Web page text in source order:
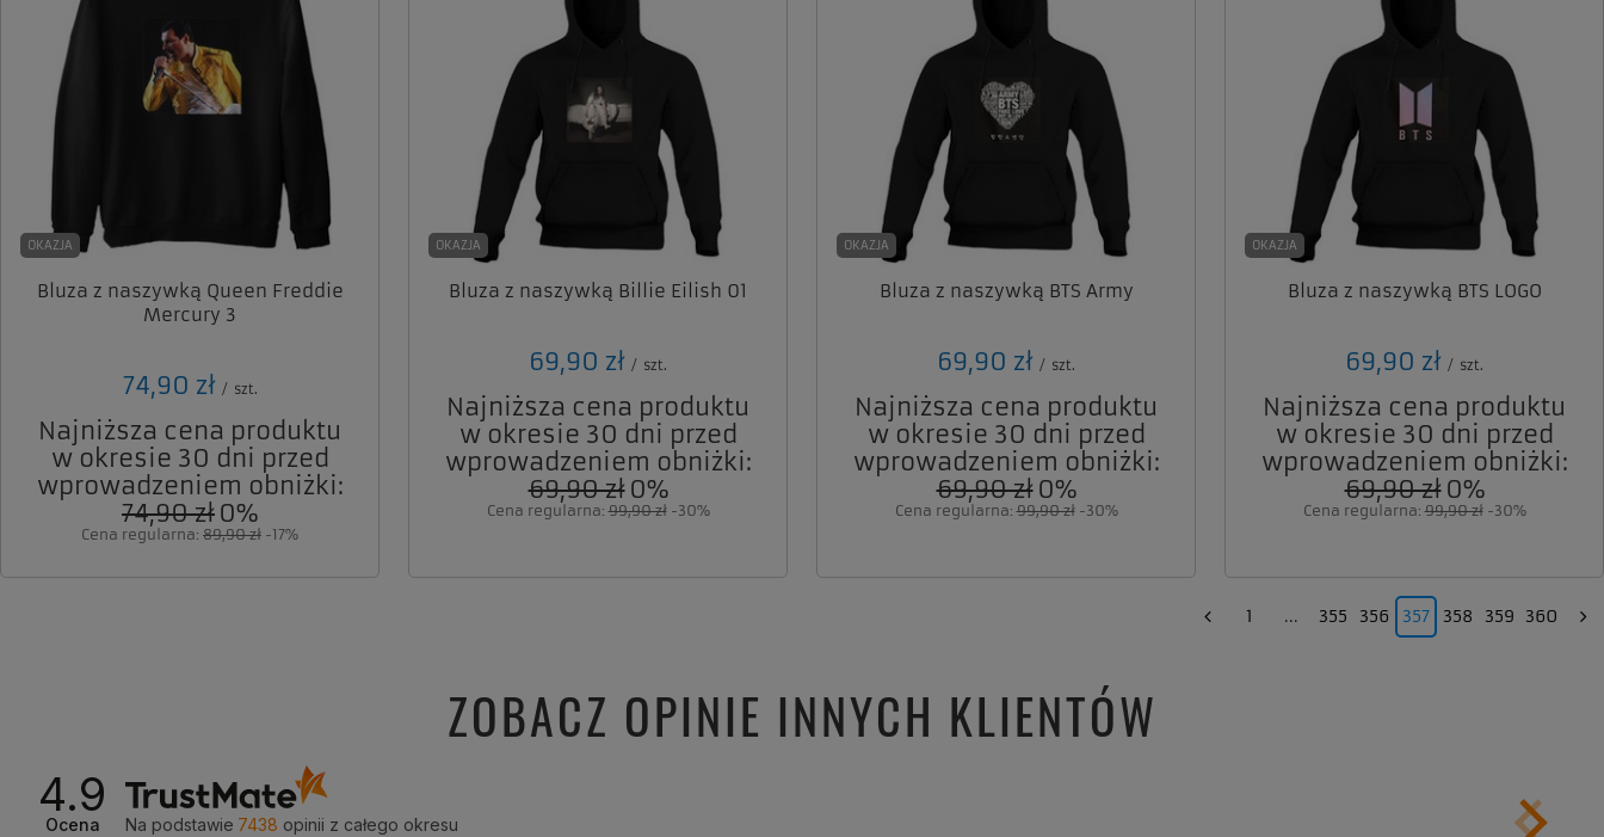
OKAZJA
Bluza z naszywką Queen Freddie
Mercury 3
74,90 zł / szt.
Najniższa cena produktu
w okresie 30 dni przed
wprowadzeniem obniżki:
74,90 zł 0%
Cena regularna: 89,90 zł -17%
OKAZJA
Bluza z naszywką Billie Eilish 01
69,90 zł / szt.
Najniższa cena produktu
w okresie 30 dni przed
wprowadzeniem obniżki:
69,90 zł 0%
Cena regularna:99,90 zł -30%
OKAZJA
Bluza z naszywką BTS Army
69,90 zł / szt.
Najniższa cena produktu
w okresie 30 dni przed
wprowadzeniem obniżki:
69,90 zł 0%
Cena regularna:99,90 zł -30%
OKAZJA
Bluza z naszywką BTS LOGO
69,90 zł / szt.
Najniższa cena produktu
w okresie 30 dni przed
wprowadzeniem obniżki:
69,90 zł 0%
Cena regularna:99,90 zł -30%
1 ... 355 356 357 358 359 360
ZOBACZ OPINIE INNYCH KLIENTÓW
4.9
Ocena Na podstawie 7438 opinii z całego okresu